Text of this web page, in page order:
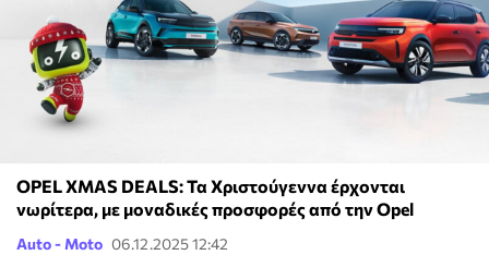
OPEL XMAS DEALS: Τα Χριστούγεννα έρχονται
νωρίτερα, με μοναδικές προσφορές από την Opel
Auto - Moto 06.12.2025 12:42